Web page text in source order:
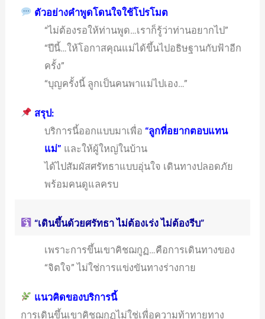
ตัวอย่างคำพูดโดนใจใช้โปรโมต
“ไม่ต้องรอให้ท่านพูด…เราก็รู้ว่าท่านอยากไป”
“ปีนี้…ให้โอกาสคุณแม่ได้ขึ้นไปอธิษฐานกับฟ้าอีก
ครั้ง”
“บุญครั้งนี้ ลูกเป็นคนพาแม่ไปเอง…”
สรุป:
บริการนี้ออกแบบมาเพื่อ“ลูกที่อยากตอบแทน
แม่” และให้ผู้ใหญ่ในบ้าน
ได้ไปสัมผัสศรัทธาแบบอุ่นใจ เดินทางปลอดภัย
พร้อมคนดูแลครบ
“เดินขึ้นด้วยศรัทธา ไม่ต้องเร่ง ไม่ต้องรีบ”
เพราะการขึ้นเขาคิชฌกูฏ…คือการเดินทางของ
“จิตใจ” ไม่ใช่การแข่งขันทางร่างกาย
แนวคิดของบริการนี้
การเดินขึ้นเขาคิชฌกูฏไม่ใช่เพื่อความท้าทายทาง